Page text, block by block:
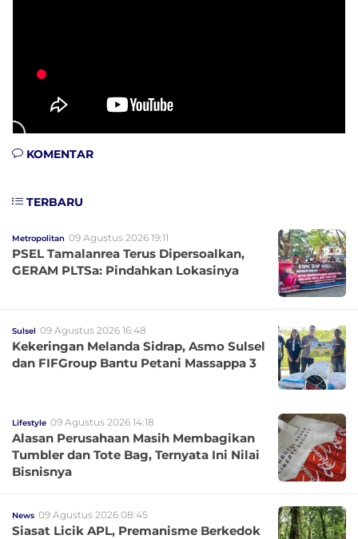
KOMENTAR
TERBARU
Metropolitan 09 Agustus 2026 19:11
PSEL Tamalanrea Terus Dipersoalkan,
GERAM PLTSa: Pindahkan Lokasinya
Sulsel 09 Agustus 2026 16:48
Kekeringan Melanda Sidrap, Asmo Sulsel
dan FIFGroup Bantu Petani Massappa 3
Lifestyle 09 Agustus 2026 14:18
Alasan Perusahaan Masih Membagikan
Tumbler dan Tote Bag, Ternyata Ini Nilai
Bisnisnya
News 09 Agustus 2026 08:45
Siasat Licik APL, Premanisme Berkedok